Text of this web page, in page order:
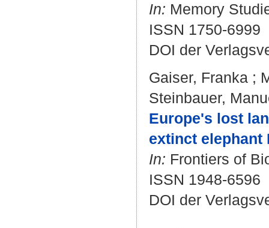
In: Memory
ISSN 1750-6999
DOI der
Gaiser, Franka ;
Steinbauer,
Europe's lost
extinct elephant
In: Frontiers of
ISSN 1948-6596
DOI der